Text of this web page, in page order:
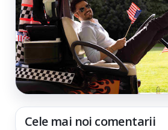
Cele mai noi comentarii